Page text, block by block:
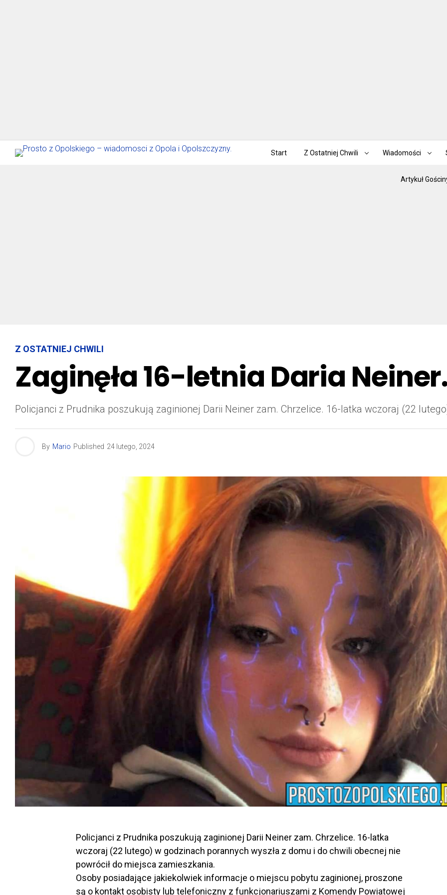
Start Z Ostatniej Chwili Wiadomości
Artykuł
Z OSTATNIEJ CHWILI
Zaginęła 16-letnia Daria
Policjanci z Prudnika poszukują zaginionej Darii Neiner zam. Chrzelice. 16-latka wczoraj (22
By Mario Published 24 lutego, 2024
Policjanci z Prudnika poszukują zaginionej Darii Neiner zam. Chrzelice. 16-latka
wczoraj (22 lutego) w godzinach porannych wyszła z domu i do chwili obecnej nie
powrócił do miejsca zamieszkania.
Osoby posiadające jakiekolwiek informacje o miejscu pobytu zaginionej, proszone
są o kontakt osobisty lub telefoniczny z funkcjonariuszami z Komendy Powiatowej